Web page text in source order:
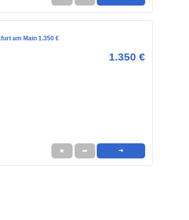
am Main 1.350 €
1.350 €
★ ➦ ➜